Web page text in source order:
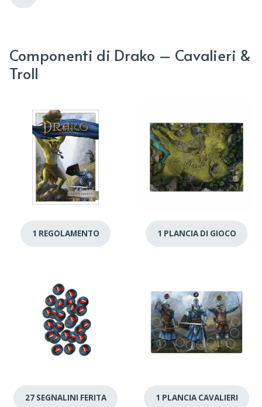
Componenti di Drako – Cavalieri &
Troll
1 REGOLAMENTO 1 PLANCIA DI GIOCO
27 SEGNALINI FERITA 1 PLANCIA CAVALIERI